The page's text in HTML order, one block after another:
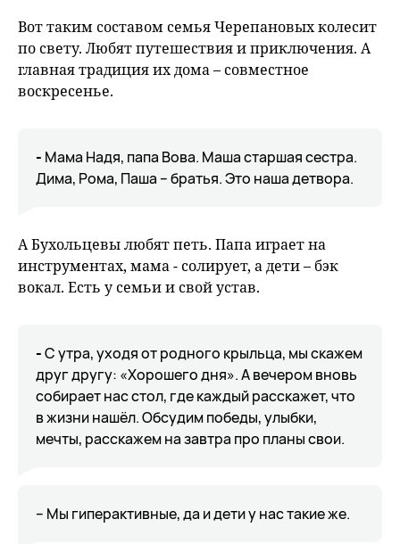
Вот таким составом семья Черепановых колесит
по свету. Любят путешествия и приключения. А
главная традиция их дома – совместное
воскресенье.
- Мама Надя, папа Вова. Маша старшая сестра.
Дима, Рома, Паша – братья. Это наша детвора.
А Бухольцевы любят петь. Папа играет на
инструментах, мама - солирует, а дети – бэк
вокал. Есть у семьи и свой устав.
-С утра, уходя от родного крыльца, мы скажем
друг другу: «Хорошего дня». А вечером вновь
собирает нас стол, где каждый расскажет, что
в жизни нашёл. Обсудим победы, улыбки,
мечты, расскажем на завтра про планы свои.
– Мы гиперактивные, да и дети у нас такие же.